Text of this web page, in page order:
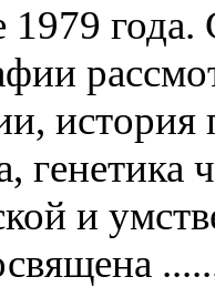
1979
история
генетика
и